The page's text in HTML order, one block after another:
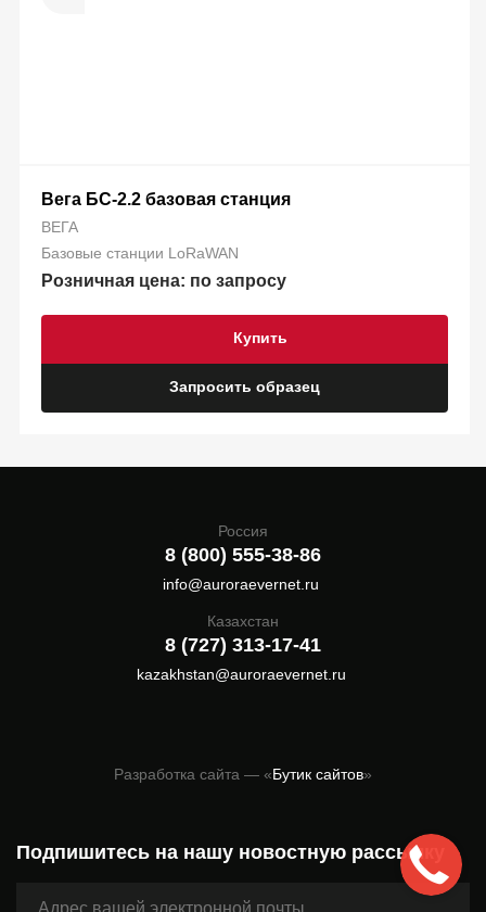
Вега БС-2.2 базовая станция
ВЕГА
Базовые станции LoRaWAN
Розничная цена: по запросу
Запросить образец
Купить
Россия
8 (800) 555-38-86
info@auroraevernet.ru
Казахстан
8 (727) 313-17-41
kazakhstan@auroraevernet.ru
Разработка сайта — «Бутик сайтов»
Подпишитесь на нашу новостную рассылку